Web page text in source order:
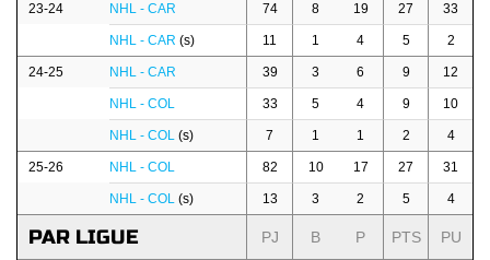
23-24 NHL - CAR 74 8 19 27 33
NHL - CAR (s) 11 1 4 5 2
24-25 NHL - CAR 39 3 6 9 12
NHL - COL 33 5 4 9 10
NHL - COL (s) 7 1 1 2 4
25-26 NHL - COL 82 10 17 27 31
NHL - COL (s) 13 3 2 5 4
PAR LIGUE PJ B P PTS PU